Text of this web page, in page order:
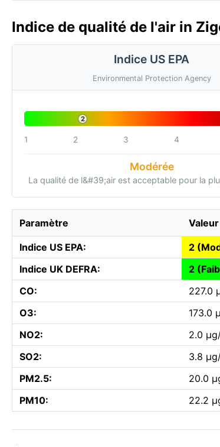
Indice de qualité de l'air in
Indice US EPA
Environmental Protection Agency
2
1 2 3 4
Modérée
La qualité de l&#39;air est acceptable pour la
Paramètre Valeur
Indice US EPA:
2
Indice UK DEFRA:
2
CO:
227.0
O3:
173.0
NO2:
2.0
SO2:
3.8
PM2.5:
20.0
PM10:
22.2